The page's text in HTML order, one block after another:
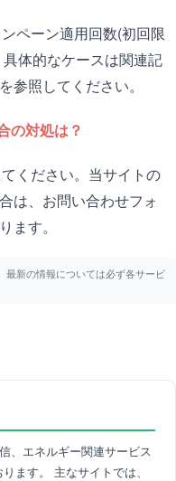
ペーン適用回数(初回限
体的なケースは関連記
参照してください。
の対処は？
ください。当サイトの
は、お問い合わせフォ
ます。
最新の情報については必ず各サービ
、エネルギー関連サービス
ます。 主なサイトでは、